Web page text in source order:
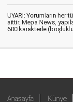
UYARI: Yorumların her
aittir. Mepa News,
600 karakterle (boşluklu)
Anasayfa Künye